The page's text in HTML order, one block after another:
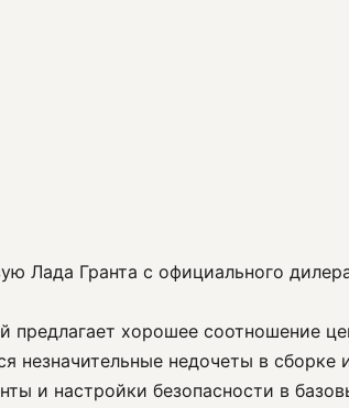
Лада Гранта с официального
хорошее соотношение
незначительные недочеты в
и настройки безопасности в